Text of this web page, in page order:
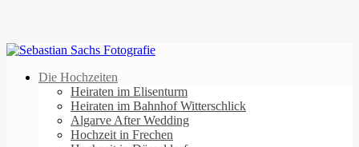
Die Hochzeiten
Heiraten im Elisenturm
Heiraten im Bahnhof Witterschlick
Algarve After Wedding
Hochzeit in Frechen